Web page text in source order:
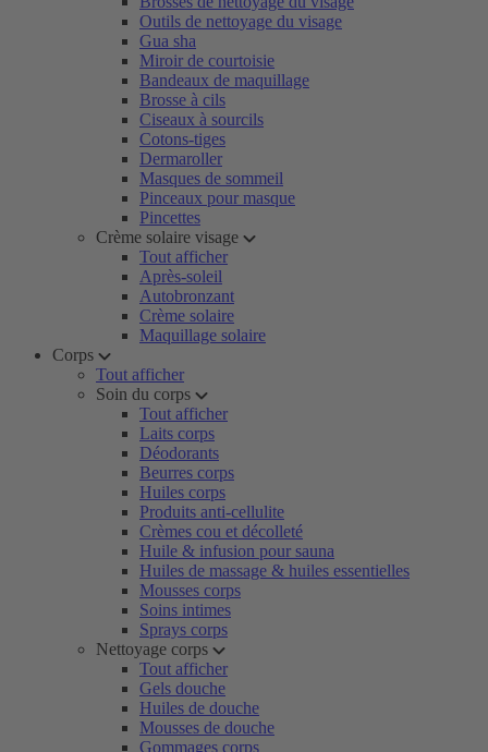
Outils de nettoyage du visage
Gua sha
Miroir de courtoisie
Bandeaux de maquillage
Brosse à cils
Ciseaux à sourcils
Cotons-tiges
Dermaroller
Masques de sommeil
Pinceaux pour masque
Pincettes
Crème solaire visage
Tout afficher
Après-soleil
Autobronzant
Crème solaire
Maquillage solaire
Corps
Tout afficher
Soin du corps
Tout afficher
Laits corps
Déodorants
Beurres corps
Huiles corps
Produits anti-cellulite
Crèmes cou et décolleté
Huile & infusion pour sauna
Huiles de massage & huiles essentielles
Mousses corps
Soins intimes
Sprays corps
Nettoyage corps
Tout afficher
Gels douche
Huiles de douche
Mousses de douche
Gommages corps